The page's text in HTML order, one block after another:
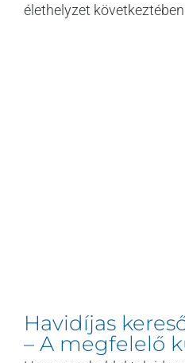
élethelyzet következtében
Havidíjas
– A megfelelő